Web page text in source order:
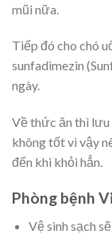
mũi nữa.
Tiếp đó cho chó
sunfadimezin
ngày.
Về thức ăn thì lưu
không tốt vì vậy
đến khi khỏi hẳn.
Phòng bệnh
Vệ sinh sạch